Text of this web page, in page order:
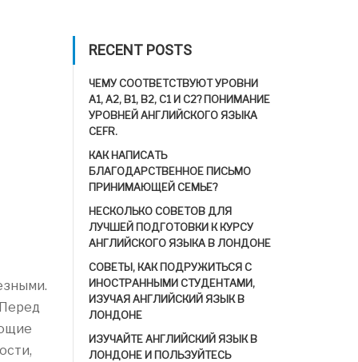
RECENT POSTS
ЧЕМУ СООТВЕТСТВУЮТ УРОВНИ
A1, A2, B1, B2, C1 И C2? ПОНИМАНИЕ
УРОВНЕЙ АНГЛИЙСКОГО ЯЗЫКА
CEFR.
КАК НАПИСАТЬ
БЛАГОДАРСТВЕННОЕ ПИСЬМО
ПРИНИМАЮЩЕЙ СЕМЬЕ?
НЕСКОЛЬКО СОВЕТОВ ДЛЯ
ЛУЧШЕЙ ПОДГОТОВКИ К КУРСУ
АНГЛИЙСКОГО ЯЗЫКА В ЛОНДОНЕ
СОВЕТЫ, КАК ПОДРУЖИТЬСЯ С
ИНОСТРАННЫМИ СТУДЕНТАМИ,
ИЗУЧАЯ АНГЛИЙСКИЙ ЯЗЫК В
ЛОНДОНЕ
ИЗУЧАЙТЕ АНГЛИЙСКИЙ ЯЗЫК В
ЛОНДОНЕ И ПОЛЬЗУЙТЕСЬ